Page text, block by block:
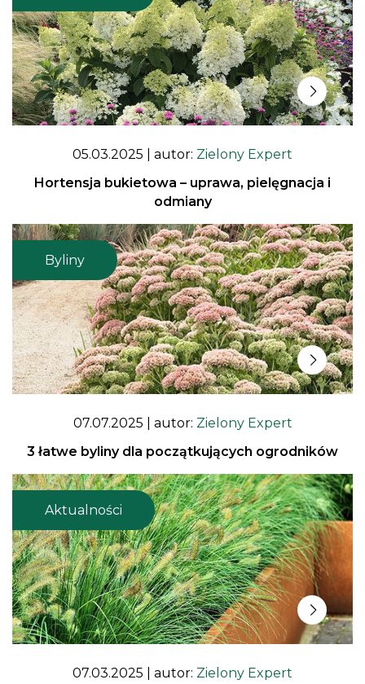
05.03.2025 | autor: Zielony Expert
Hortensja bukietowa – uprawa, pielęgnacja i
odmiany
Byliny
07.07.2025 | autor: Zielony Expert
3 łatwe byliny dla początkujących ogrodników
Aktualności
07.03.2025 | autor: Zielony Expert